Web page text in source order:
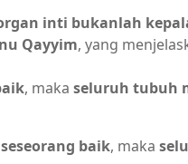
inti bukanlah
Qayyim, yang
, maka seluruh tubuh
baik, maka